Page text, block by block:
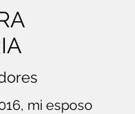
mi esposo